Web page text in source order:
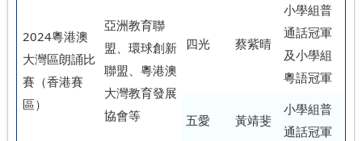
2024粵港澳
大灣區朗誦比
賽（香港賽
區）
亞洲教育聯
盟、環球創新
聯盟、粵港澳
大灣教育發展
協會等
四光 蔡紫晴
小學組普
通話冠軍
及小學組
粵語冠軍
五愛 黃靖斐
小學組普
通話冠軍